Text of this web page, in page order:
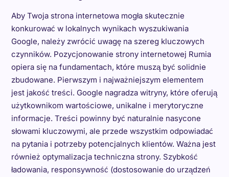
Aby Twoja strona internetowa mogła skutecznie
konkurować w lokalnych wynikach wyszukiwania
Google, należy zwrócić uwagę na szereg kluczowych
czynników. Pozycjonowanie strony internetowej Rumia
opiera się na fundamentach, które muszą być solidnie
zbudowane. Pierwszym i najważniejszym elementem
jest jakość treści. Google nagradza witryny, które oferują
użytkownikom wartościowe, unikalne i merytoryczne
informacje. Treści powinny być naturalnie nasycone
słowami kluczowymi, ale przede wszystkim odpowiadać
na pytania i potrzeby potencjalnych klientów. Ważna jest
również optymalizacja techniczna strony. Szybkość
ładowania, responsywność (dostosowanie do urządzeń